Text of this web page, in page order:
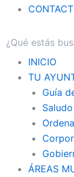
INICIO
TU
Guía
ÁREAS